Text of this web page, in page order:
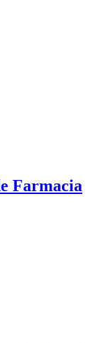
Farmacia